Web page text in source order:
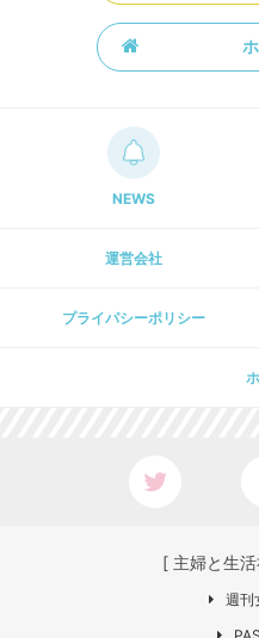
NEWS
運営会社
プライパシーポリシー
[ 主婦と生
週刊